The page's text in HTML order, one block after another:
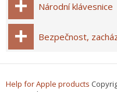
Národní klávesnice
Bezpečnost,
Help for Apple products